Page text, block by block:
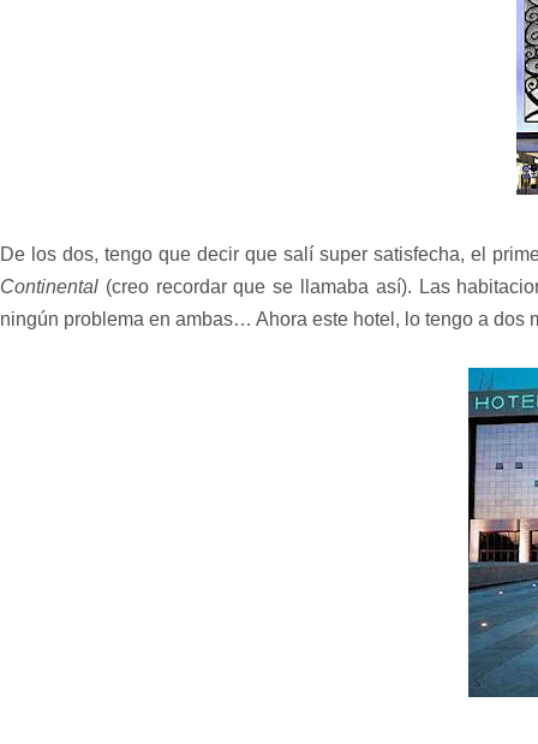
De los dos, tengo que decir que salí super satisfecha, el
Continental (creo recordar que se llamaba así). Las
ningún problema en ambas… Ahora este hotel, lo tengo a dos